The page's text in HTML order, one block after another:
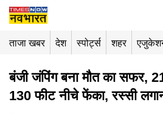
ताजा खबर देश स्पोर्ट्स शहर
बंजी जंपिंग बना मौत का सफर,
130 फीट नीचे फेंका, रस्सी